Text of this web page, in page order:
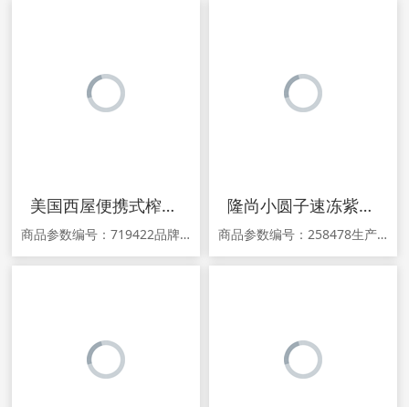
美国西屋便携式榨汁机小型果汁杯家用电动榨汁机随身带充电果汁杯
商品参数编号：719422品牌：Westinghouse/西屋型号：WSX-701功率：200W及以下颜色分类：蓝色 粉红电压：≤36V(含)生产企业：江门市西屋厨房小家电有限公司果肉渣滓盒容量：500ml以下（含500ml）智能类型：不支持智能功率：50W容量：0.3L采购地：中国大陆保修期：12个月商品详情
隆尚小圆子速冻紫薯小芋圆无馅迷你芋圆800g粗吸管可吸甜品奶茶用
商品参数编号：258478生产许可证编号：SC11145033000242厂名：广西立橙食品有限公司厂址：平乐县二塘镇茶林村委茶林村（二塘工业园区西区）厂家联系方式：18078817200配料表：见包装储藏方法：-18℃冷冻保存保质期：365食品添加剂：见包装包装方式：包装产地：中国大陆省份：广西壮族自治区城市：桂林市口味：紫薯净含量：800g商品详情